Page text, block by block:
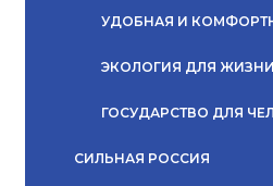
УДОБНАЯ И
ЭКОЛОГИЯ ДЛЯ ЖИЗНИ
ГОСУДАРСТВО ДЛЯ
СИЛЬНАЯ РОССИЯ